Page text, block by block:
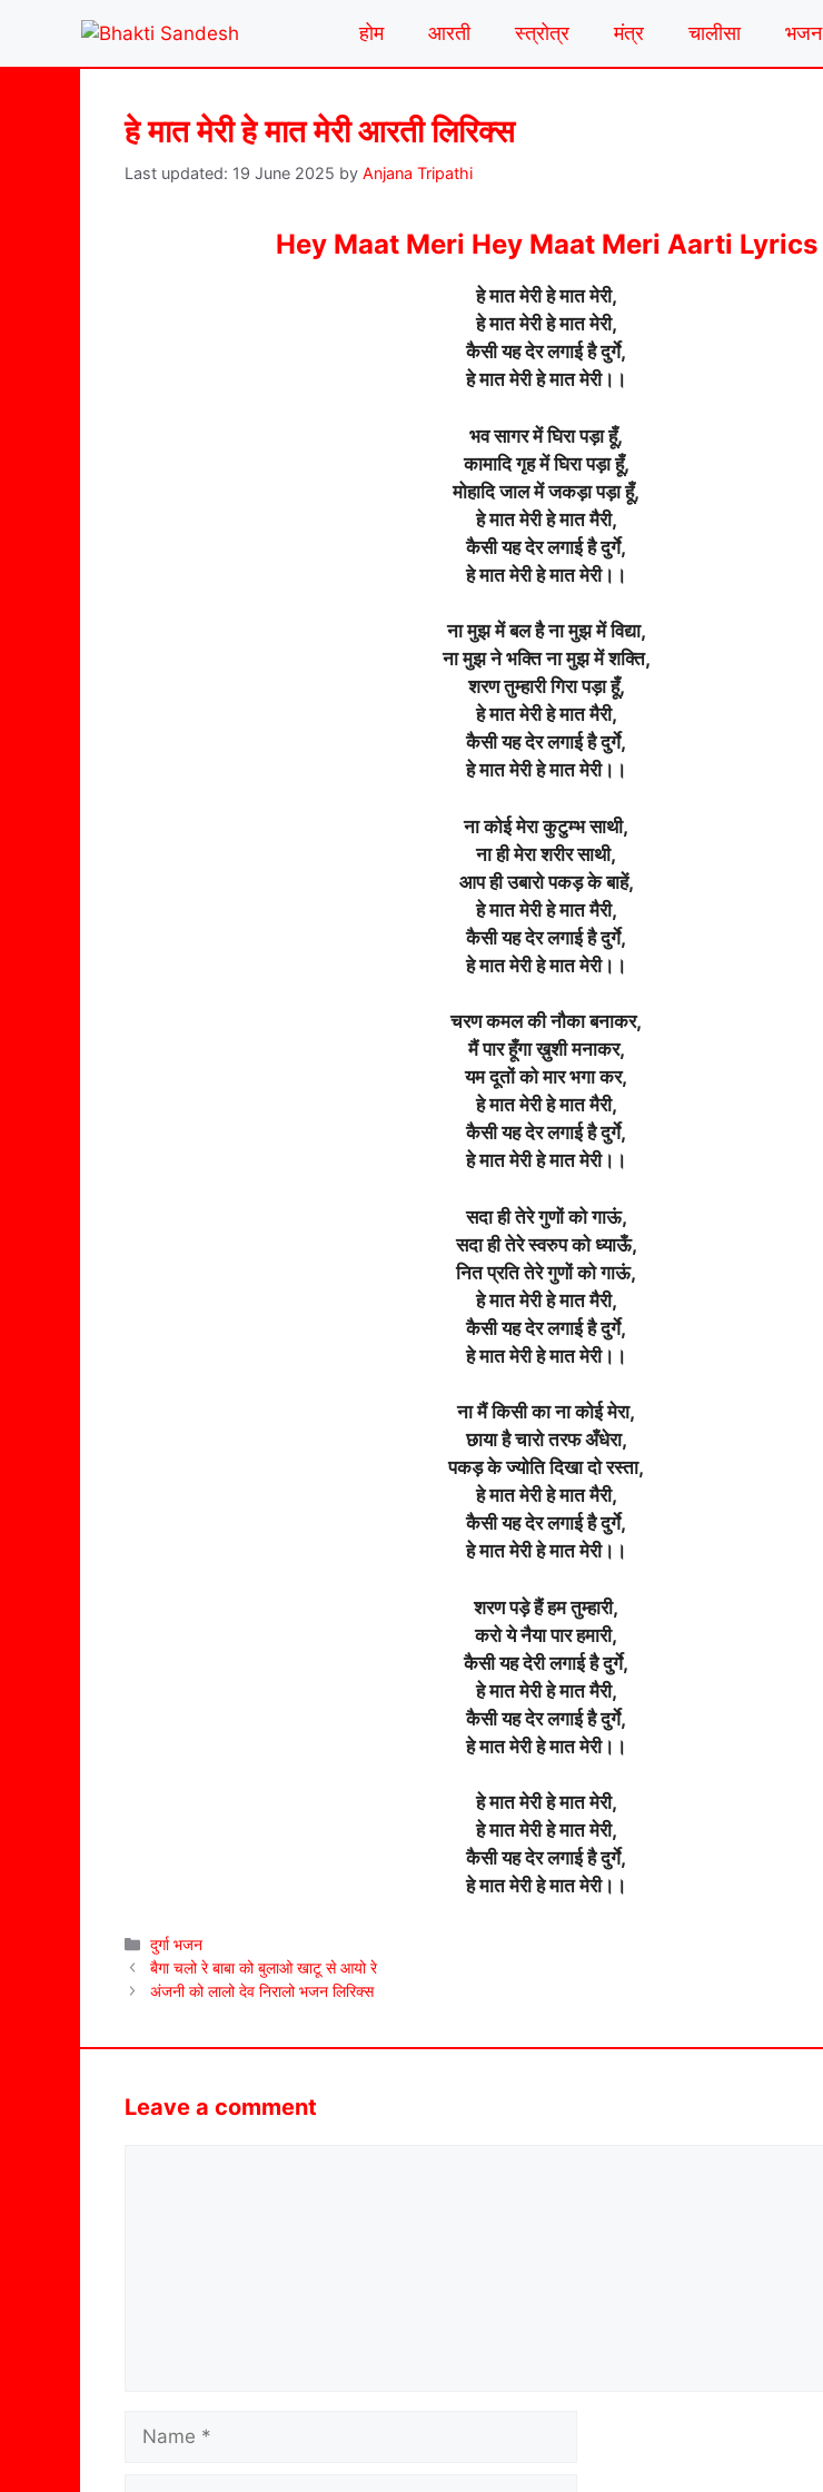
content
होम आरती स्त्रोत्र मंत्र चालीसा भजन
हे मात मेरी हे मात मेरी आरती लिरिक्स
19 June 2025 by Anjana Tripathi
Hey Maat Meri Hey Maat Meri Aarti Lyrics
हे मात मेरी हे मात मेरी,
हे मात मेरी हे मात मेरी,
कैसी यह देर लगाई है दुर्गे,
हे मात मेरी हे मात मेरी।।
भव सागर में घिरा पड़ा हूँ,
कामादि गृह में घिरा पड़ा हूँ,
मोहादि जाल में जकड़ा पड़ा हूँ,
हे मात मेरी हे मात मैरी,
कैसी यह देर लगाई है दुर्गे,
हे मात मेरी हे मात मेरी।।
ना मुझ में बल है ना मुझ में विद्या,
ना मुझ ने भक्ति ना मुझ में शक्ति,
शरण तुम्हारी गिरा पड़ा हूँ,
हे मात मेरी हे मात मैरी,
कैसी यह देर लगाई है दुर्गे,
हे मात मेरी हे मात मेरी।।
ना कोई मेरा कुटुम्भ साथी,
ना ही मेरा शरीर साथी,
आप ही उबारो पकड़ के बाहें,
हे मात मेरी हे मात मैरी,
कैसी यह देर लगाई है दुर्गे,
हे मात मेरी हे मात मेरी।।
चरण कमल की नौका बनाकर,
मैं पार हूँगा ख़ुशी मनाकर,
यम दूतों को मार भगा कर,
हे मात मेरी हे मात मैरी,
कैसी यह देर लगाई है दुर्गे,
हे मात मेरी हे मात मेरी।।
सदा ही तेरे गुणों को गाऊं,
सदा ही तेरे स्वरुप को ध्याऊँ,
नित प्रति तेरे गुणों को गाऊं,
हे मात मेरी हे मात मैरी,
कैसी यह देर लगाई है दुर्गे,
हे मात मेरी हे मात मेरी।।
ना मैं किसी का ना कोई मेरा,
छाया है चारो तरफ अँधेरा,
पकड़ के ज्योति दिखा दो रस्ता,
हे मात मेरी हे मात मैरी,
कैसी यह देर लगाई है दुर्गे,
हे मात मेरी हे मात मेरी।।
शरण पड़े हैं हम तुम्हारी,
करो ये नैया पार हमारी,
कैसी यह देरी लगाई है दुर्गे,
हे मात मेरी हे मात मैरी,
कैसी यह देर लगाई है दुर्गे,
हे मात मेरी हे मात मेरी।।
हे मात मेरी हे मात मेरी,
हे मात मेरी हे मात मेरी,
कैसी यह देर लगाई है दुर्गे,
हे मात मेरी हे मात मेरी।।
Categories
दुर्गा भजन
बैगा चलो रे बाबा को बुलाओ खाटू से आयो रे
अंजनी को लालो देव निरालो भजन लिरिक्स
Leave a comment
Name